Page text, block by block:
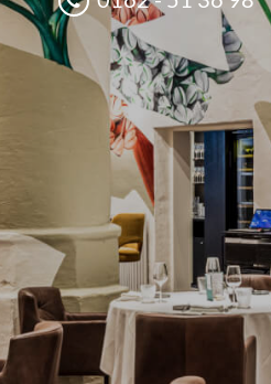
CONTACT